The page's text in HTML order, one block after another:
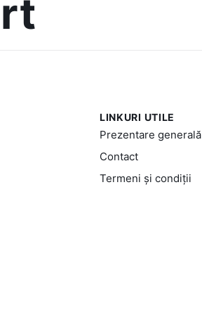
LINKURI UTILE
Prezentare generală
Contact
Termeni și condiții